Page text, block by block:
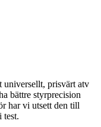
universellt, prisvärt atv
bättre styrprecision
har vi utsett den till
test.